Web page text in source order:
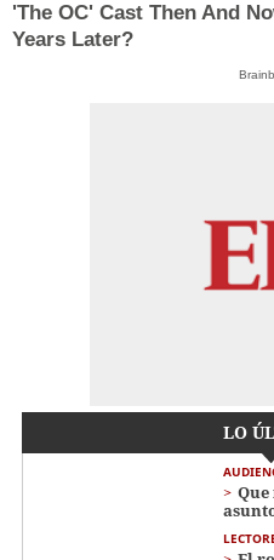
'The OC' Cast Then And
Years Later?
LO